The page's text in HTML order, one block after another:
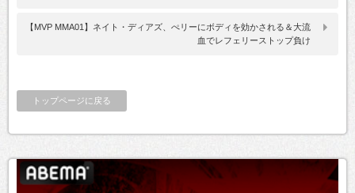
【MVP MMA01】ネイト・ディアズ、ぺリーにボディを効かされる＆大流
血でレフェリーストップ負け
トップページに戻る